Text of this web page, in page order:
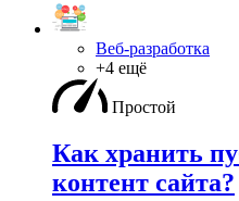
Веб-разработка
+4 ещё
Простой
Как хранить
контент сайта?